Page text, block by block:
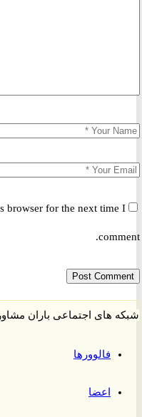
this browser for the next time
های اجتماعی باران مشاوره
فالوورها
اعضا